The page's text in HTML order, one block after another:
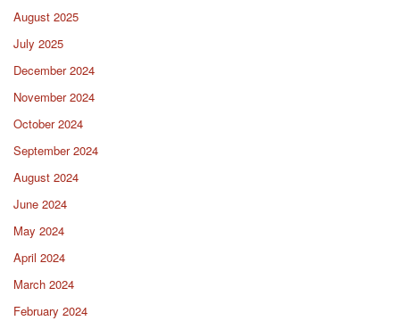
August 2025
July 2025
December 2024
November 2024
October 2024
September 2024
August 2024
June 2024
May 2024
April 2024
March 2024
February 2024